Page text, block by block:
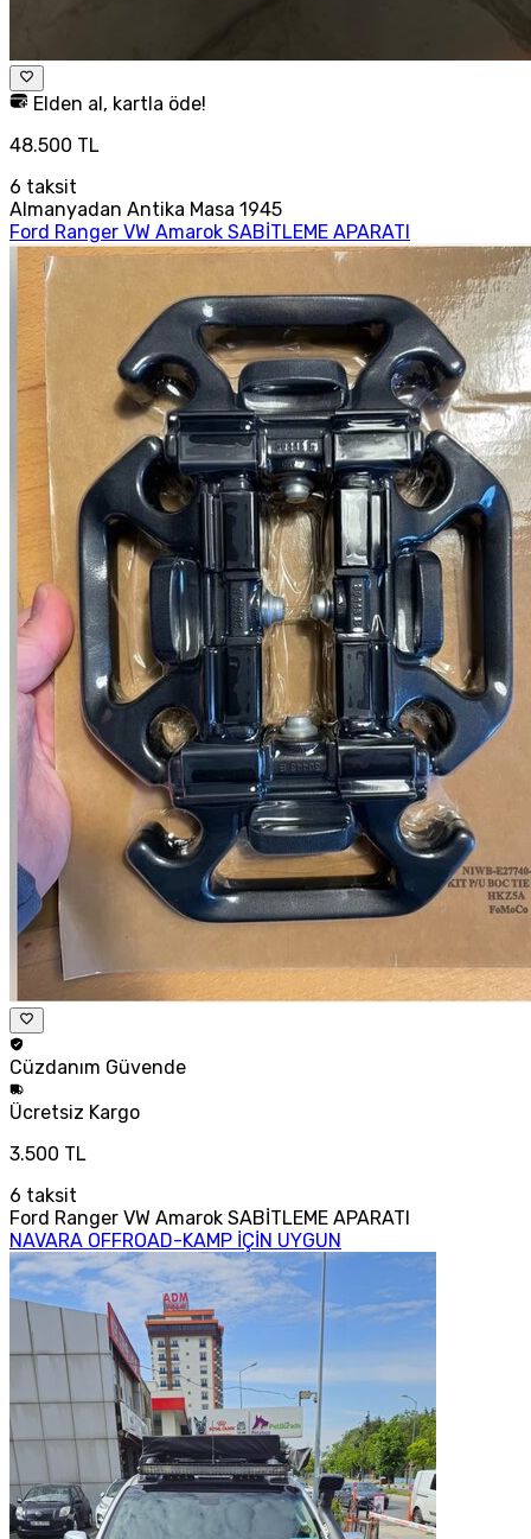
Elden al, kartla öde!
48.500 TL
6 taksit
Almanyadan Antika Masa 1945
Ford Ranger VW Amarok SABİTLEME APARATI
Cüzdanım Güvende
Ücretsiz Kargo
3.500 TL
6 taksit
Ford Ranger VW Amarok SABİTLEME APARATI
NAVARA OFFROAD-KAMP İÇİN UYGUN